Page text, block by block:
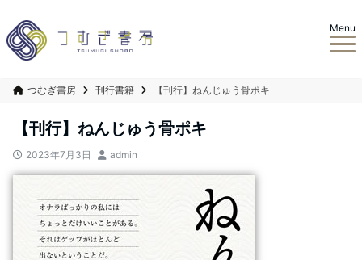
Menu
つむぎ書房 刊行書籍 【刊行】ねんじゅう骨ポキ
【刊行】ねんじゅう骨ポキ
2023年7月3日 admin